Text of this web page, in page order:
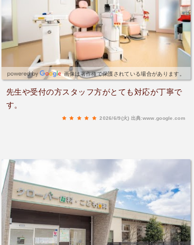
画像は著作権で保護されている場合があります。
先生や受付の方スタッフ方がとても対応が丁寧で
す。
2026/6/9(火) 出典:www.google.com